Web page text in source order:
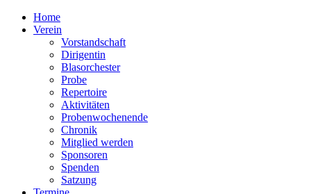
Home
Verein
Vorstandschaft
Dirigentin
Blasorchester
Probe
Repertoire
Aktivitäten
Probenwochenende
Chronik
Mitglied werden
Sponsoren
Spenden
Satzung